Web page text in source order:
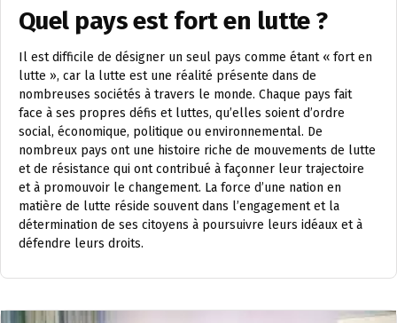
Quel pays est fort en lutte ?
Il est difficile de désigner un seul pays comme étant « fort en
lutte », car la lutte est une réalité présente dans de
nombreuses sociétés à travers le monde. Chaque pays fait
face à ses propres défis et luttes, qu’elles soient d’ordre
social, économique, politique ou environnemental. De
nombreux pays ont une histoire riche de mouvements de lutte
et de résistance qui ont contribué à façonner leur trajectoire
et à promouvoir le changement. La force d’une nation en
matière de lutte réside souvent dans l’engagement et la
détermination de ses citoyens à poursuivre leurs idéaux et à
défendre leurs droits.